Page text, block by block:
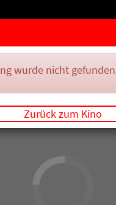
wurde nicht gefunden
Zurück zum Kino